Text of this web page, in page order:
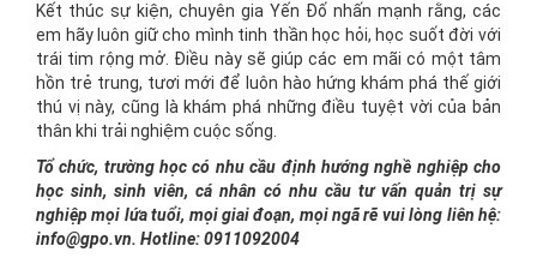
Kết thúc sự kiện, chuyên gia Yến Đố nhấn mạnh rằng, các
em hãy luôn giữ cho mình tinh thần học hỏi, học suốt đời với
trái tim rộng mở. Điều này sẽ giúp các em mãi có một tâm
hồn trẻ trung, tươi mới để luôn hào hứng khám phá thế giới
thú vị này, cũng là khám phá những điều tuyệt vời của bản
thân khi trải nghiệm cuộc sống.
Tổ chức, trường học có nhu cầu định hướng nghề nghiệp cho
học sinh, sinh viên, cá nhân có nhu cầu tư vấn quản trị sự
nghiệp mọi lứa tuổi, mọi giai đoạn, mọi ngã rẽ vui lòng liên hệ:
info@gpo.vn. Hotline: 0911092004